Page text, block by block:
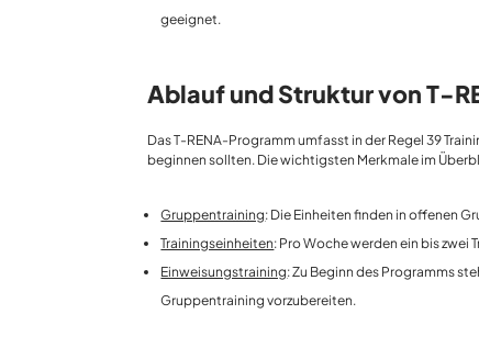
geeignet.
Ablauf und Struktur von T-
Das T-RENA-Programm umfasst in der Regel 39
beginnen sollten. Die wichtigsten Merkmale im
Gruppentraining: Die Einheiten finden in offenen
Trainingseinheiten: Pro Woche werden ein bis
Einweisungstraining: Zu Beginn des Programms
Gruppentraining vorzubereiten.